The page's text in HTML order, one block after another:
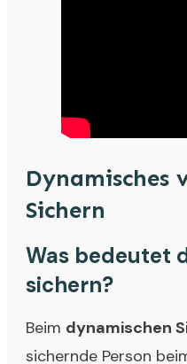
Dynamisches
Sichern
Was bedeutet
sichern?
Beim dynamischen
sichernde Person